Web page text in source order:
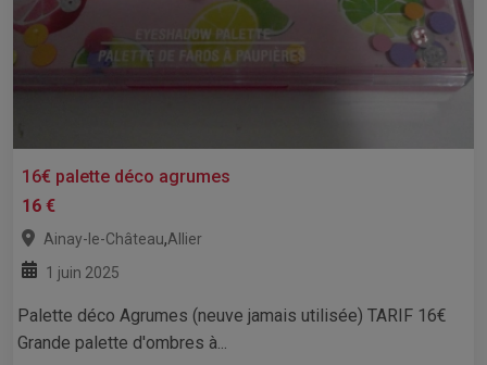
16€ palette déco agrumes
16 €
Ainay-le-Château,Allier
1 juin 2025
Palette déco Agrumes (neuve jamais utilisée) TARIF 16€
Grande palette d'ombres à...